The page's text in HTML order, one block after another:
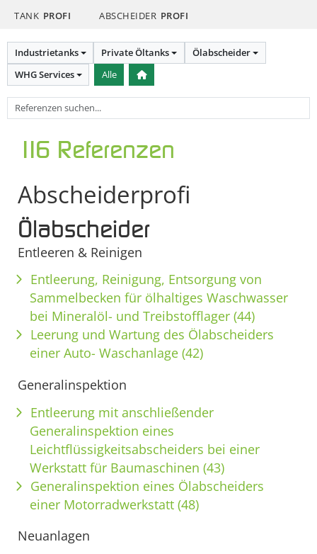
TANK PROFI ABSCHEIDER PROFI
Industrietanks Private Öltanks
Ölabscheider
WHG Services
Alle
116 Referenzen
Abscheiderprofi
Ölabscheider
Entleeren & Reinigen
Entleerung, Reinigung, Entsorgung von
Sammelbecken für ölhaltiges Waschwasser
bei Mineralöl- und Treibstofflager (44)
Leerung und Wartung des Ölabscheiders
einer Auto- Waschanlage (42)
Generalinspektion
Entleerung mit anschließender
Generalinspektion eines
Leichtflüssigkeitsabscheiders bei einer
Werkstatt für Baumaschinen (43)
Generalinspektion eines Ölabscheiders
einer Motorradwerkstatt (48)
Neuanlagen